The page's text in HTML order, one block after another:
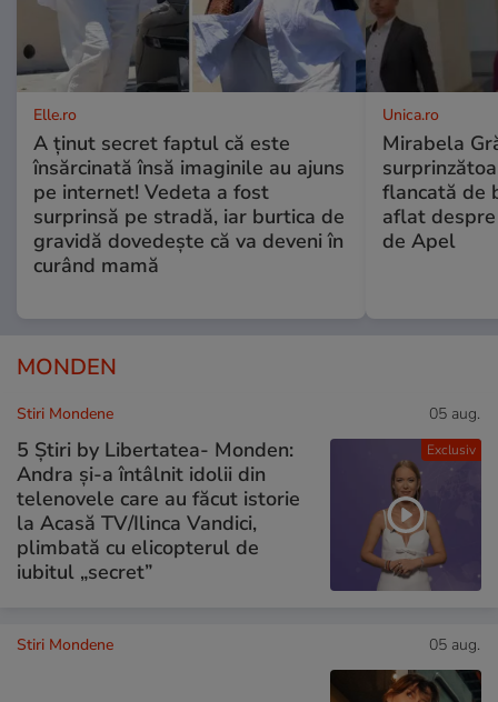
Elle.ro
A ținut secret faptul că este
însărcinată însă imaginile au ajuns
pe internet! Vedeta a fost
surprinsă pe stradă, iar burtica de
gravidă dovedește că va deveni în
curând mamă
Unica.ro
Mirabela
flancată de
aflat
de Apel
MONDEN
Exclusiv
Stiri Mondene 05 aug.
5 Știri by Libertatea- Monden:
Andra și-a întâlnit idolii din
telenovele care au făcut istorie
la Acasă TV/Ilinca Vandici,
plimbată cu elicopterul de
iubitul „secret”
Stiri Mondene 05 aug.